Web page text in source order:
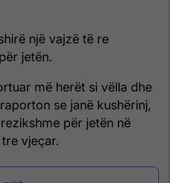
një vajzë të re
jetën.
më herët si vëlla dhe
se janë kushërinj,
për jetën në
vjeçar.